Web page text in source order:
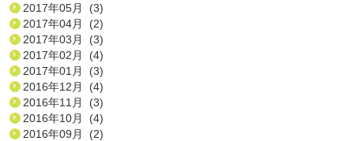
2017年05月 (3)
2017年04月 (2)
2017年03月 (3)
2017年02月 (4)
2017年01月 (3)
2016年12月 (4)
2016年11月 (3)
2016年10月 (4)
2016年09月 (2)